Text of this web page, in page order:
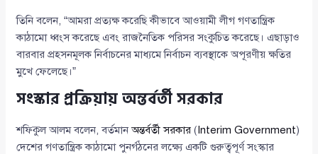
তিনি বলেন, “আমরা প্রত্যক্ষ করেছি কীভাবে আওয়ামী লীগ গণতান্ত্রিক
কাঠামো ধ্বংস করেছে এবং রাজনৈতিক পরিসর সংকুচিত করেছে। এছাড়াও
বারবার প্রহসনমূলক নির্বাচনের মাধ্যমে নির্বাচন ব্যবস্থাকে অপূরণীয় ক্ষতির
মুখে ফেলেছে।”
সংস্কার প্রক্রিয়ায় অন্তর্বর্তী সরকার
শফিকুল আলম বলেন, বর্তমানঅন্তর্বর্তী সরকার (Interim Government)
দেশের গণতান্ত্রিক কাঠামো পুনর্গঠনের লক্ষ্যে একটি গুরুত্বপূর্ণ সংস্কার